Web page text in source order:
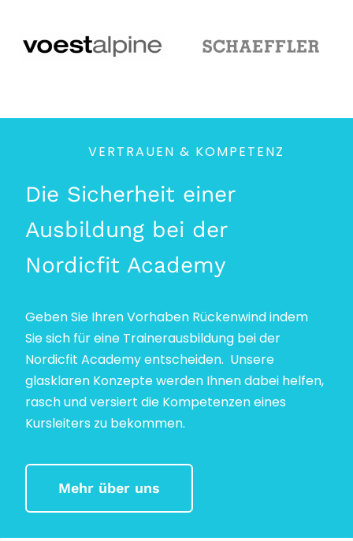
VERTRAUEN & KOMPETENZ
Die Sicherheit einer
Ausbildung bei der
Nordicfit Academy
Geben Sie Ihren Vorhaben Rückenwind indem
Sie sich für eine Trainerausbildung bei der
Nordicfit Academy entscheiden. Unsere
glasklaren Konzepte werden Ihnen dabei helfen,
rasch und versiert die Kompetenzen eines
Kursleiters zu bekommen.
Mehr über uns